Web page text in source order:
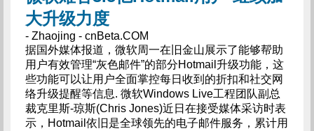
大升级力度
- Zhaojing - cnBeta.COM
据国外媒体报道，微软周一在旧金山展示了能够帮助
用户有效管理“灰色邮件”的部分Hotmail升级功能，这
些功能可以让用户全面掌控每日收到的折扣和社交网
络升级提醒等信息. 微软Windows Live工程团队副总
裁克里斯-琼斯(Chris Jones)近日在接受媒体采访时表
示，Hotmail依旧是全球领先的电子邮件服务，累计用